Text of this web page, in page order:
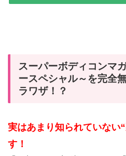
スーパーボディコンマ
ースペシャル～を完全
ラワザ！？
実はあまり知られていない
す！